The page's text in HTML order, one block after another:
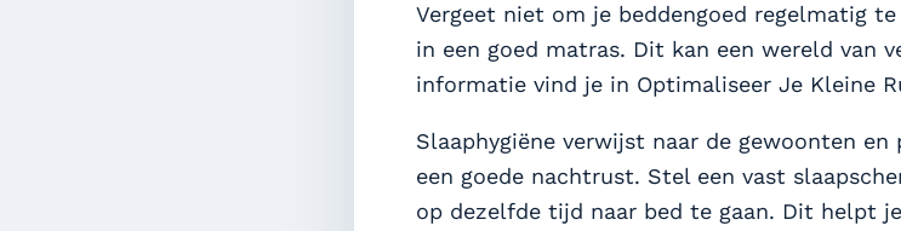
Vergeet niet om je beddengoed regelmatig
in een goed matras. Dit kan een wereld van
informatie vind je in Optimaliseer Je Kleine
Slaaphygiëne verwijst naar de gewoonten
een goede nachtrust. Stel een vast
op dezelfde tijd naar bed te gaan. Dit helpt